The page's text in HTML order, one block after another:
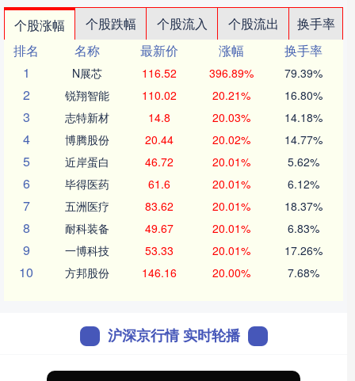
个股涨幅 个股跌幅 个股流入 个股流出
换手率
排名
名称 最新价 涨幅
换手率
1
N展芯 116.52 396.89% 79.39%
2 锐翔智能 110.02 20.21% 16.80%
3 志特新材 14.8 20.03% 14.18%
4 博腾股份 20.44 20.02% 14.77%
5 近岸蛋白 46.72 20.01% 5.62%
6 毕得医药 61.6 20.01% 6.12%
7 五洲医疗 83.62 20.01% 18.37%
8 耐科装备 49.67 20.01% 6.83%
9 一博科技 53.33 20.01% 17.26%
10 方邦股份 146.16 20.00% 7.68%
沪深京行情 实时轮播